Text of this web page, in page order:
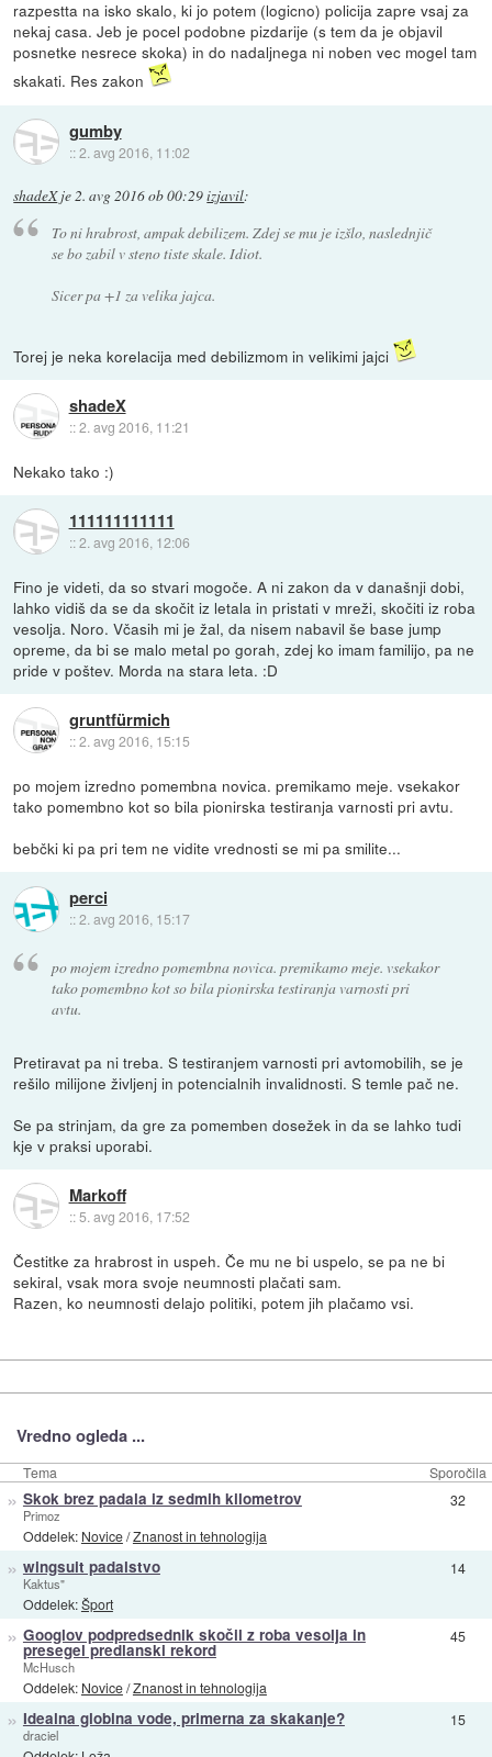
razpestta na isko skalo, ki jo potem (logicno) policija zapre vsaj za
nekaj casa. Jeb je pocel podobne pizdarije (s tem da je objavil
posnetke nesrece skoka) in do nadaljnega ni noben vec mogel tam
skakati. Res zakon
gumby
::2. avg 2016, 11:02
shadeXje2. avg 2016 ob 00:29izjavil:
To ni hrabrost, ampak debilizem. Zdej se mu je izšlo, naslednjič
se bo zabil v steno tiste skale. Idiot.
Sicer pa +1 za velika jajca.
Torej je neka korelacija med debilizmom in velikimi jajci
shadeX
::2. avg 2016, 11:21
Nekako tako :)
111111111111
::2. avg 2016, 12:06
Fino je videti, da so stvari mogoče. A ni zakon da v današnji dobi,
lahko vidiš da se da skočit iz letala in pristati v mreži, skočiti iz roba
vesolja. Noro. Včasih mi je žal, da nisem nabavil še base jump
opreme, da bi se malo metal po gorah, zdej ko imam familijo, pa ne
pride v poštev. Morda na stara leta. :D
gruntfürmich
::2. avg 2016, 15:15
po mojem izredno pomembna novica. premikamo meje. vsekakor
tako pomembno kot so bila pionirska testiranja varnosti pri avtu.
bebčki ki pa pri tem ne vidite vrednosti se mi pa smilite...
perci
::2. avg 2016, 15:17
po mojem izredno pomembna novica. premikamo meje. vsekakor
tako pomembno kot so bila pionirska testiranja varnosti pri
avtu.
Pretiravat pa ni treba. S testiranjem varnosti pri avtomobilih, se je
rešilo milijone življenj in potencialnih invalidnosti. S temle pač ne.
Se pa strinjam, da gre za pomemben dosežek in da se lahko tudi
kje v praksi uporabi.
Markoff
::5. avg 2016, 17:52
Čestitke za hrabrost in uspeh. Če mu ne bi uspelo, se pa ne bi
sekiral, vsak mora svoje neumnosti plačati sam.
Razen, ko neumnosti delajo politiki, potem jih plačamo vsi.
Vredno ogleda ...
Tema Sporočila
» Skok brez padala iz sedmih kilometrov
Primoz
Oddelek: Novice/Znanost in tehnologija
32
» wingsuit padalstvo
Kaktus"
Oddelek:Šport
14
» Googlov podpredsednik skočil z roba vesolja in
presegel predlanski rekord
McHusch
Oddelek: Novice/Znanost in tehnologija
45
» Idealna globina vode, primerna za skakanje?
draciel
15